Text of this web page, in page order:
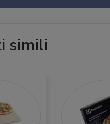
simili